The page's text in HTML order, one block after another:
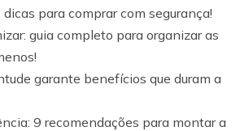
para comprar com segurança!
guia completo para organizar as
garante benefícios que duram a
9 recomendações para montar a